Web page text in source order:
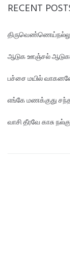
RECENT
ஆடுக ஊஞ்சல்
பச்சை மயில்
எங்கே மண‌க்குது
வாசி தீரவே காசு